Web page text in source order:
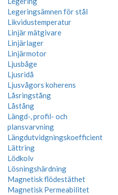
Legeringsämnen för stål
Likvidustemperatur
Linjär mätgivare
Linjärlager
Linjärmotor
Ljusbåge
Ljusridå
Ljusvågors koherens
Låsringstång
Låstång
Längd-, profil- och
plansvarvning
Längdutvidgningskoefficient
Lättring
Lödkolv
Lösningshärdning
Magnetisk flödestäthet
Magnetisk Permeabilitet